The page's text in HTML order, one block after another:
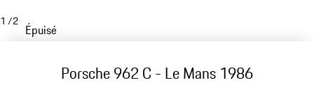
1 /2
Épuisé
Porsche 962 C - Le Mans 1986